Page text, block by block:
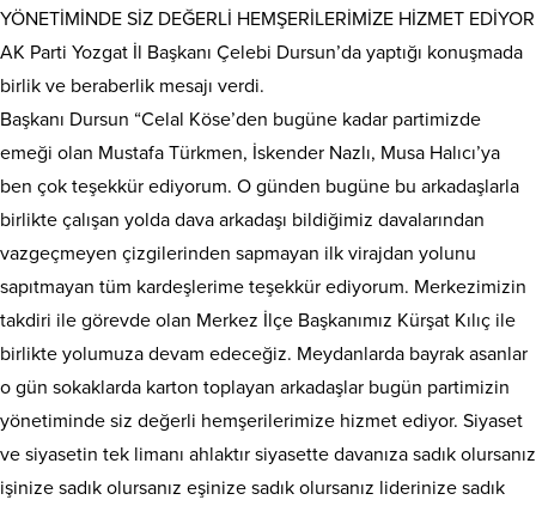
YÖNETİMİNDE SİZ DEĞERLİ HEMŞERİLERİMİZE HİZMET EDİYOR
AK Parti Yozgat İl Başkanı Çelebi Dursun’da yaptığı konuşmada
birlik ve beraberlik mesajı verdi.
Başkanı Dursun “Celal Köse’den bugüne kadar partimizde
emeği olan Mustafa Türkmen, İskender Nazlı, Musa Halıcı’ya
ben çok teşekkür ediyorum. O günden bugüne bu arkadaşlarla
birlikte çalışan yolda dava arkadaşı bildiğimiz davalarından
vazgeçmeyen çizgilerinden sapmayan ilk virajdan yolunu
sapıtmayan tüm kardeşlerime teşekkür ediyorum. Merkezimizin
takdiri ile görevde olan Merkez İlçe Başkanımız Kürşat Kılıç ile
birlikte yolumuza devam edeceğiz. Meydanlarda bayrak asanlar
o gün sokaklarda karton toplayan arkadaşlar bugün partimizin
yönetiminde siz değerli hemşerilerimize hizmet ediyor. Siyaset
ve siyasetin tek limanı ahlaktır siyasette davanıza sadık olursanız
işinize sadık olursanız eşinize sadık olursanız liderinize sadık